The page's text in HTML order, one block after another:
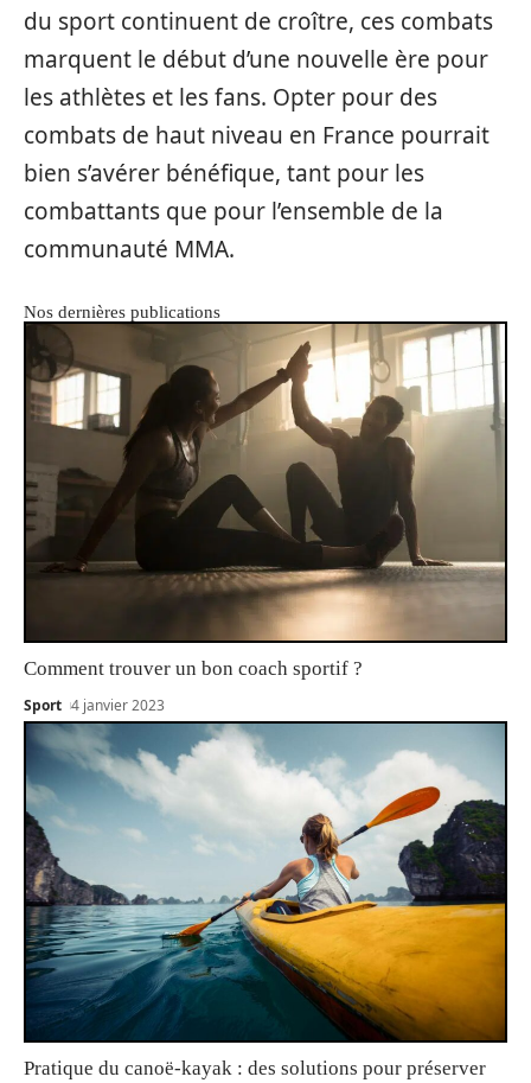
du sport continuent de croître, ces combats
marquent le début d’une nouvelle ère pour
les athlètes et les fans. Opter pour des
combats de haut niveau en France pourrait
bien s’avérer bénéfique, tant pour les
combattants que pour l’ensemble de la
communauté MMA.
Nos dernières publications
Comment trouver un bon coach sportif ?
Sport 4 janvier 2023
Pratique du canoë-kayak : des solutions pour préserver